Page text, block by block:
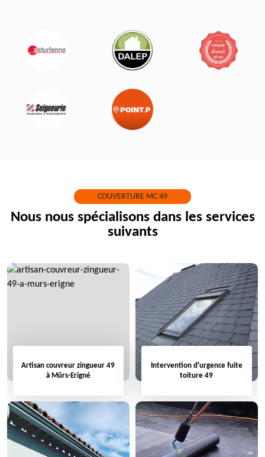
COUVERTURE MC 49
Nous nous spécialisons dans les services
suivants
Artisan couvreur zingueur 49
à Mûrs-Erigné
Intervention d'urgence fuite
toiture 49